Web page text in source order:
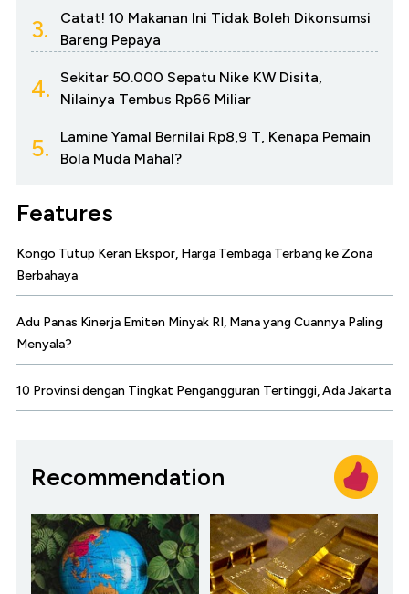
3.
Catat! 10 Makanan Ini Tidak Boleh Dikonsumsi
Bareng Pepaya
4.
Sekitar 50.000 Sepatu Nike KW Disita,
Nilainya Tembus Rp66 Miliar
5.
Lamine Yamal Bernilai Rp8,9 T, Kenapa Pemain
Bola Muda Mahal?
Features
Kongo Tutup Keran Ekspor, Harga Tembaga Terbang ke Zona
Berbahaya
Adu Panas Kinerja Emiten Minyak RI, Mana yang Cuannya Paling
Menyala?
10 Provinsi dengan Tingkat Pengangguran Tertinggi, Ada Jakarta
Recommendation